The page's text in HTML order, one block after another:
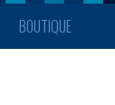
BOUTIQUE